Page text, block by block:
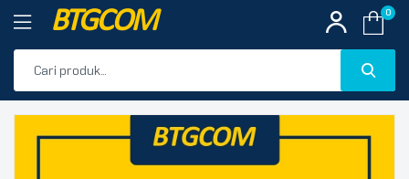
BTGCOM 0
PRODUK UNGGULAN
🔍